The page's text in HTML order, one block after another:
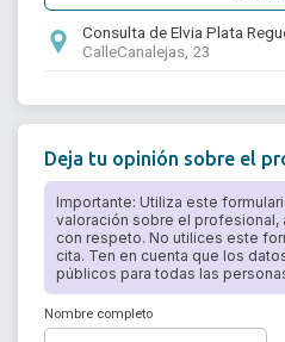
Consulta de Elvia Plata
CalleCanalejas, 23
Deja tu opinión sobre el
Importante: Utiliza este
valoración sobre el profesional,
con respeto. No utilices este
cita. Ten en cuenta que los
públicos para todas las
Nombre completo